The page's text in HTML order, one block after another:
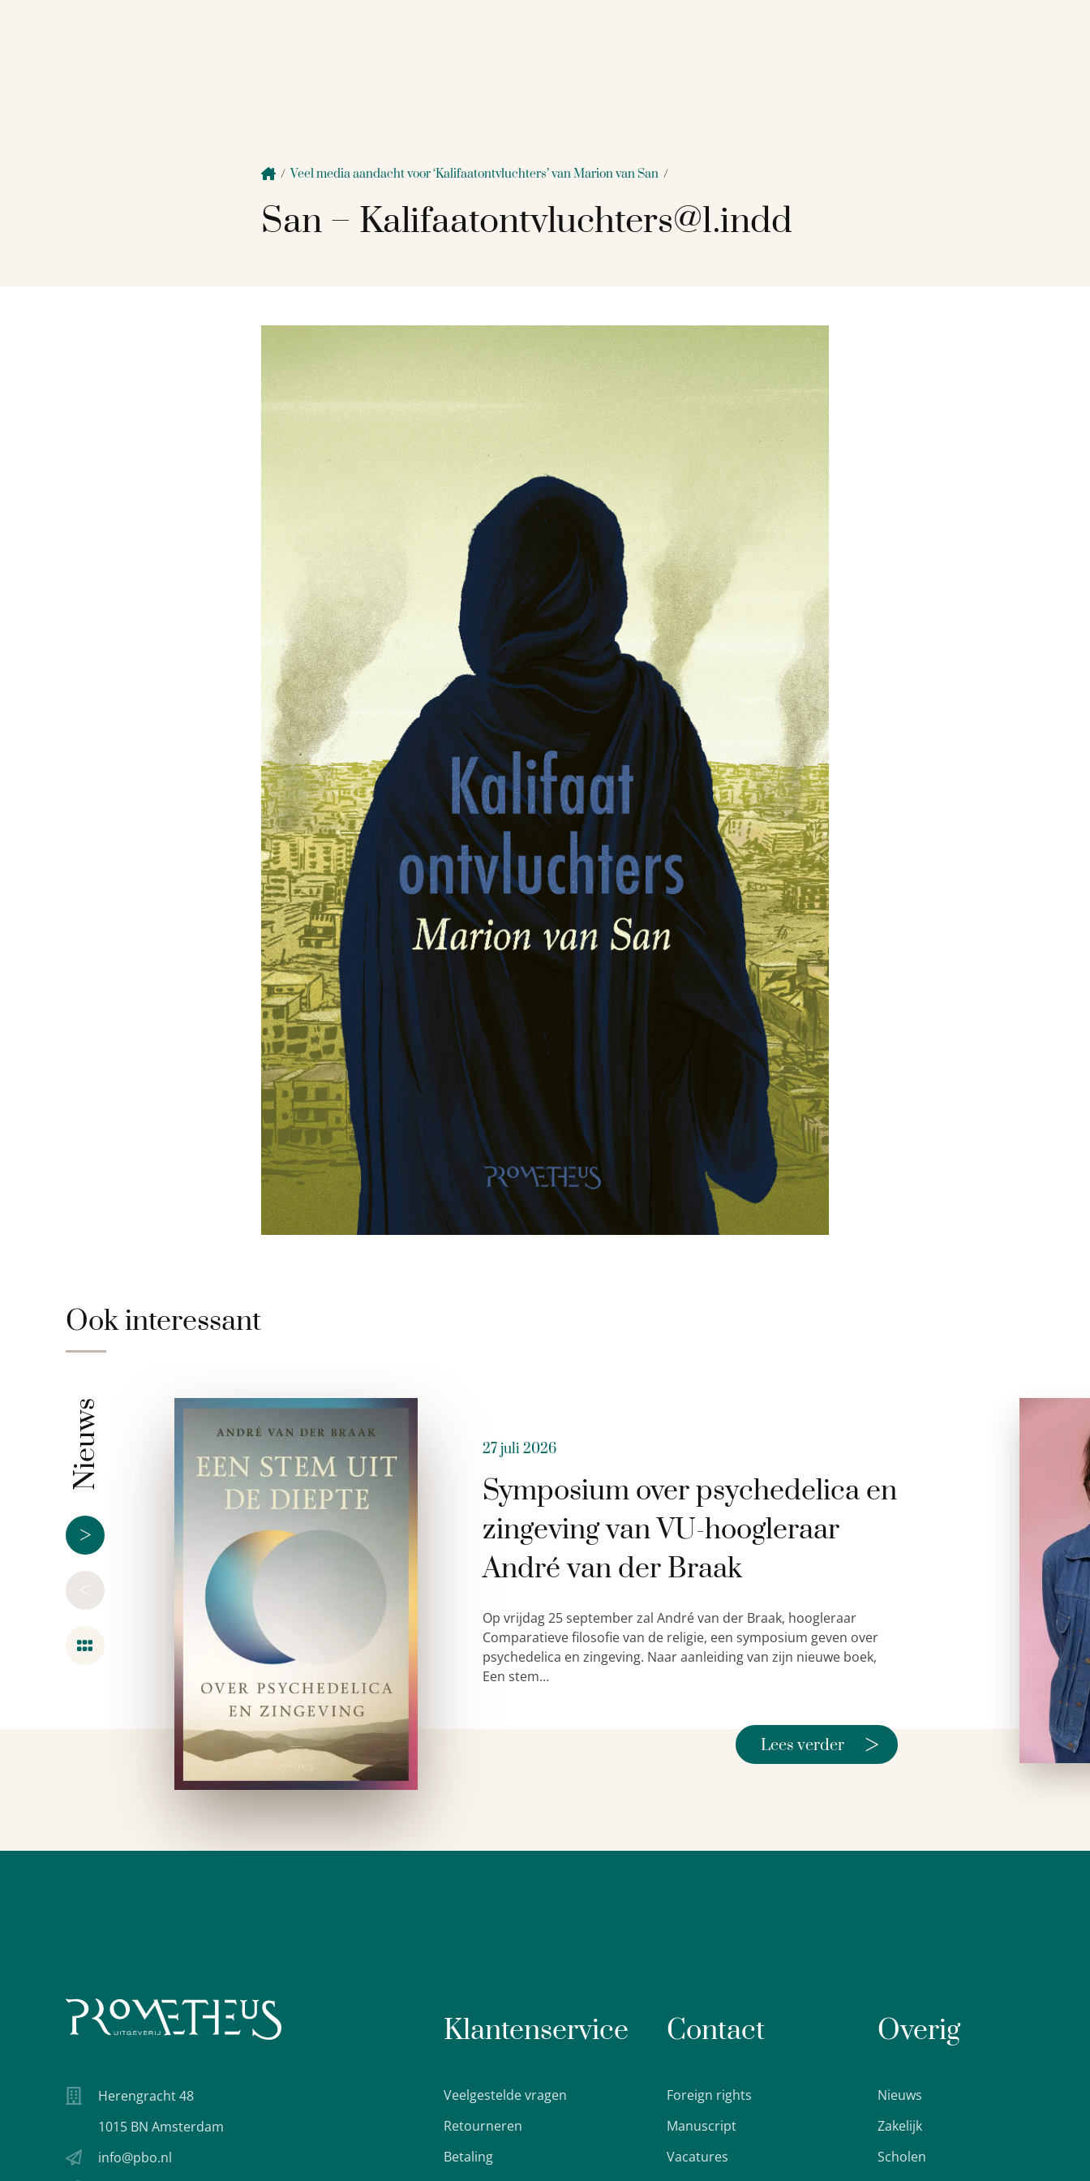
/Veel media aandacht voor ‘Kalifaatontvluchters’ van Marion van San /
San – Kalifaatontvluchters@1.indd
Ook interessant
Nieuws
>
<
27 juli 2026
Symposium over psychedelica en
zingeving van VU-hoogleraar
André van der Braak
Op vrijdag 25 september zal André van der Braak, hoogleraar
Comparatieve filosofie van de religie, een symposium geven over
psychedelica en zingeving. Naar aanleiding van zijn nieuwe boek,
Een stem…
Lees verder >
Herengracht 48
1015 BN Amsterdam
info@pbo.nl
Klantenservice
Veelgestelde vragen
Retourneren
Betaling
Contact
Foreign rights
Manuscript
Vacatures
Overig
Nieuws
Zakelijk
Scholen